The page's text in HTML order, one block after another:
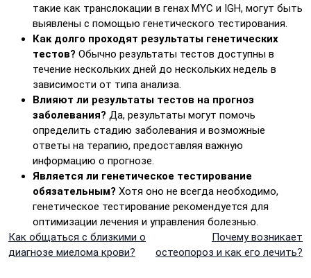
такие как транслокации в генах MYC и IGH, могут быть
выявлены с помощью генетического тестирования.
Как долго проходят результаты генетических
тестов? Обычно результаты тестов доступны в
течение нескольких дней до нескольких недель в
зависимости от типа анализа.
Влияют ли результаты тестов на прогноз
заболевания? Да, результаты могут помочь
определить стадию заболевания и возможные
ответы на терапию, предоставляя важную
информацию о прогнозе.
Является ли генетическое тестирование
обязательным? Хотя оно не всегда необходимо,
генетическое тестирование рекомендуется для
оптимизации лечения и управления болезнью.
Навигация
Как общаться с близкими о
диагнозе миелома крови?
Почему возникает
остеопороз и как его лечить?